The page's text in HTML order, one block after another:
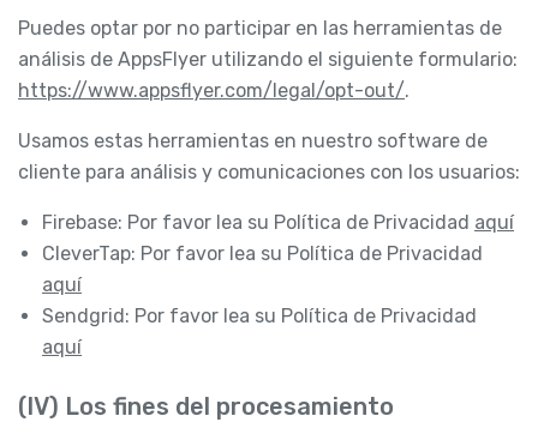
Puedes optar por no participar en las herramientas de
análisis de AppsFlyer utilizando el siguiente formulario:
https://www.appsflyer.com/legal/opt-out/.
Usamos estas herramientas en nuestro software de
cliente para análisis y comunicaciones con los usuarios:
Firebase: Por favor lea su Política de Privacidad aquí
CleverTap: Por favor lea su Política de Privacidad
aquí
Sendgrid: Por favor lea su Política de Privacidad
aquí
(IV) Los fines del procesamiento